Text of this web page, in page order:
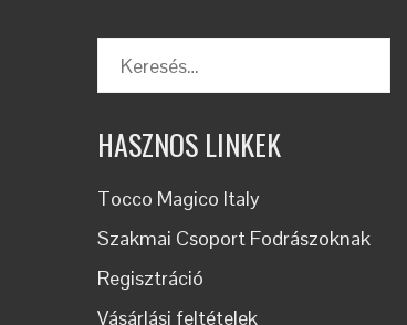
Keresés:
HASZNOS LINKEK
Tocco Magico Italy
Szakmai Csoport Fodrászoknak
Regisztráció
Vásárlási feltételek